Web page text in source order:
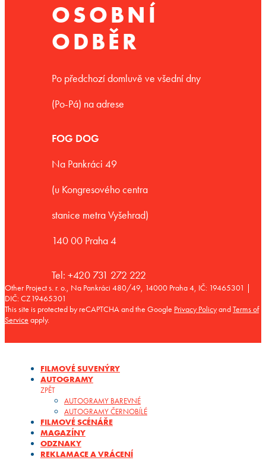
OSOBNÍ
ODBĚR
Po předchozí domluvě ve všední dny
(Po-Pá) na adrese
FOG DOG
Na Pankráci 49
(u Kongresového centra
stanice metra Vyšehrad)
140 00 Praha 4
Tel: +420 731 272 222
Other Project s. r. o., Na Pankráci 480/49, 14000 Praha 4, IČ: 19465301 |
DIČ: CZ19465301
This site is protected by reCAPTCHA and the Google Privacy PolicyandTerms of
Service apply.
FILMOVÉ SUVENÝRY
AUTOGRAMY
ZPĚT
AUTOGRAMY BAREVNÉ
AUTOGRAMY ČERNOBÍLÉ
FILMOVÉ SCÉNÁŘE
MAGAZÍNY
ODZNAKY
REKLAMACE A VRÁCENÍ